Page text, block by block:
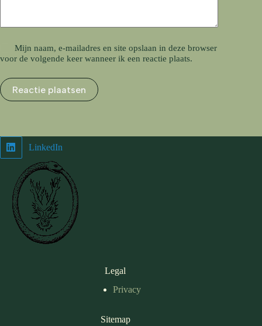
Mijn naam, e-mailadres en site opslaan in deze browser
voor de volgende keer wanneer ik een reactie plaats.
Reactie plaatsen
LinkedIn
Legal
Privacy
Sitemap